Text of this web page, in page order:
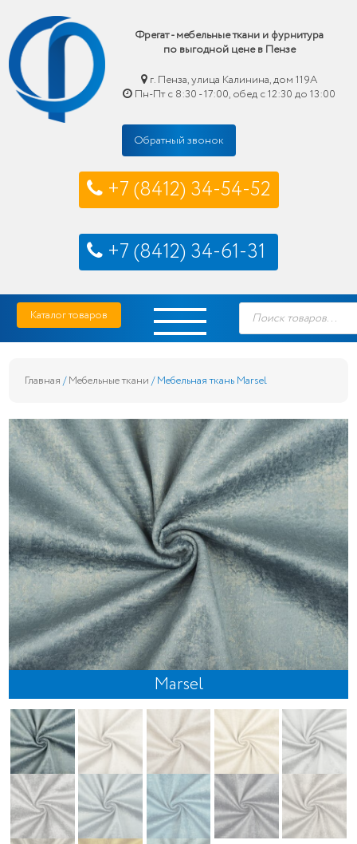
Фрегат - мебельные ткани и фурнитура
по выгодной цене в Пензе
г. Пенза, улица Калинина, дом 119А
Пн-Пт с 8:30 - 17:00, обед с 12:30 до 13:00
Обратный звонок
+7 (8412) 34-54-52
+7 (8412) 34-61-31
Skip
content
Фрегат — мебельные ткани и фурнитура купить по выгодной цене в Пензе
Каталог товаров
Поиск
товаров
Главная /Мебельные ткани / Мебельная ткань Marsel
Marsel